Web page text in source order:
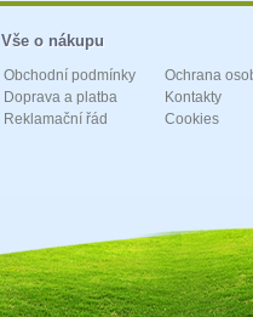
Vše o nákupu
Obchodní podmínky
Doprava a platba
Reklamační řád
Ochrana
Kontakty
Cookies